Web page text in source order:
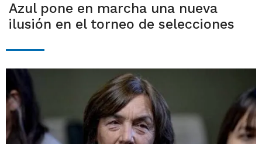
Azul pone en marcha una nueva
ilusión en el torneo de selecciones